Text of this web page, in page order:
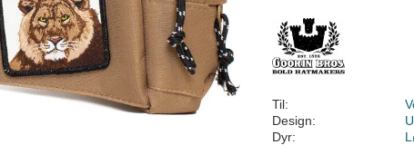
Til:
Design:
Dyr: